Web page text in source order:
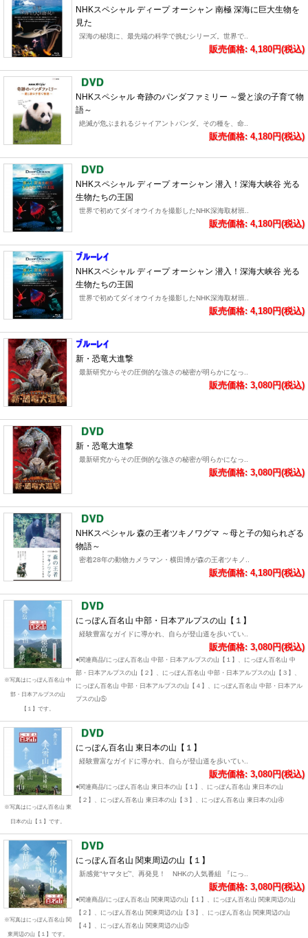
NHKスペシャル ディープ オーシャン 南極 深海に巨大生物を
見た
深海の秘境に、最先端の科学で挑むシリーズ。世界で..
販売価格: 4,180円(税込)
NHKスペシャル 奇跡のパンダファミリー ～愛と涙の子育て物
語～
絶滅が危ぶまれるジャイアントパンダ。その種を、命..
販売価格: 4,180円(税込)
NHKスペシャル ディープ オーシャン 潜入！深海大峡谷 光る
生物たちの王国
世界で初めてダイオウイカを撮影したNHK深海取材班..
販売価格: 4,180円(税込)
NHKスペシャル ディープ オーシャン 潜入！深海大峡谷 光る
生物たちの王国
世界で初めてダイオウイカを撮影したNHK深海取材班..
販売価格: 4,180円(税込)
新・恐竜大進撃
最新研究からその圧倒的な強さの秘密が明らかになっ..
販売価格: 3,080円(税込)
新・恐竜大進撃
最新研究からその圧倒的な強さの秘密が明らかになっ..
販売価格: 3,080円(税込)
NHKスペシャル 森の王者ツキノワグマ ～母と子の知られざる
物語～
密着28年の動物カメラマン・横田博が森の王者ツキノ..
販売価格: 4,180円(税込)
※写真はにっぽん百名山 中
部・日本アルプスの山
【１】です。
にっぽん百名山 中部・日本アルプスの山【１】
経験豊富なガイドに導かれ、自らが登山道を歩いてい..
販売価格: 3,080円(税込)
●関連商品/にっぽん百名山 中部・日本アルプスの山【１】、にっぽん百名山 中
部・日本アルプスの山【２】、にっぽん百名山 中部・日本アルプスの山【３】、
にっぽん百名山 中部・日本アルプスの山【４】、にっぽん百名山 中部・日本アル
プスの山⑤
※写真はにっぽん百名山 東
日本の山【１】です。
にっぽん百名山 東日本の山【１】
経験豊富なガイドに導かれ、自らが登山道を歩いてい..
販売価格: 3,080円(税込)
●関連商品/にっぽん百名山 東日本の山【１】、にっぽん百名山 東日本の山
【２】、にっぽん百名山 東日本の山【３】、にっぽん百名山 東日本の山④
※写真はにっぽん百名山 関
東周辺の山【１】です。
にっぽん百名山 関東周辺の山【１】
新感覚“ヤマタビ”、再発見！ NHKの人気番組 『にっ..
販売価格: 3,080円(税込)
●関連商品/にっぽん百名山 関東周辺の山【１】、にっぽん百名山 関東周辺の山
【２】、にっぽん百名山 関東周辺の山【３】、にっぽん百名山 関東周辺の山
【４】、にっぽん百名山 関東周辺の山⑤